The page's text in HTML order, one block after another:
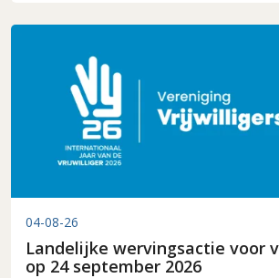
04-08-26
Landelijke wervingsactie voor
op 24 september 2026